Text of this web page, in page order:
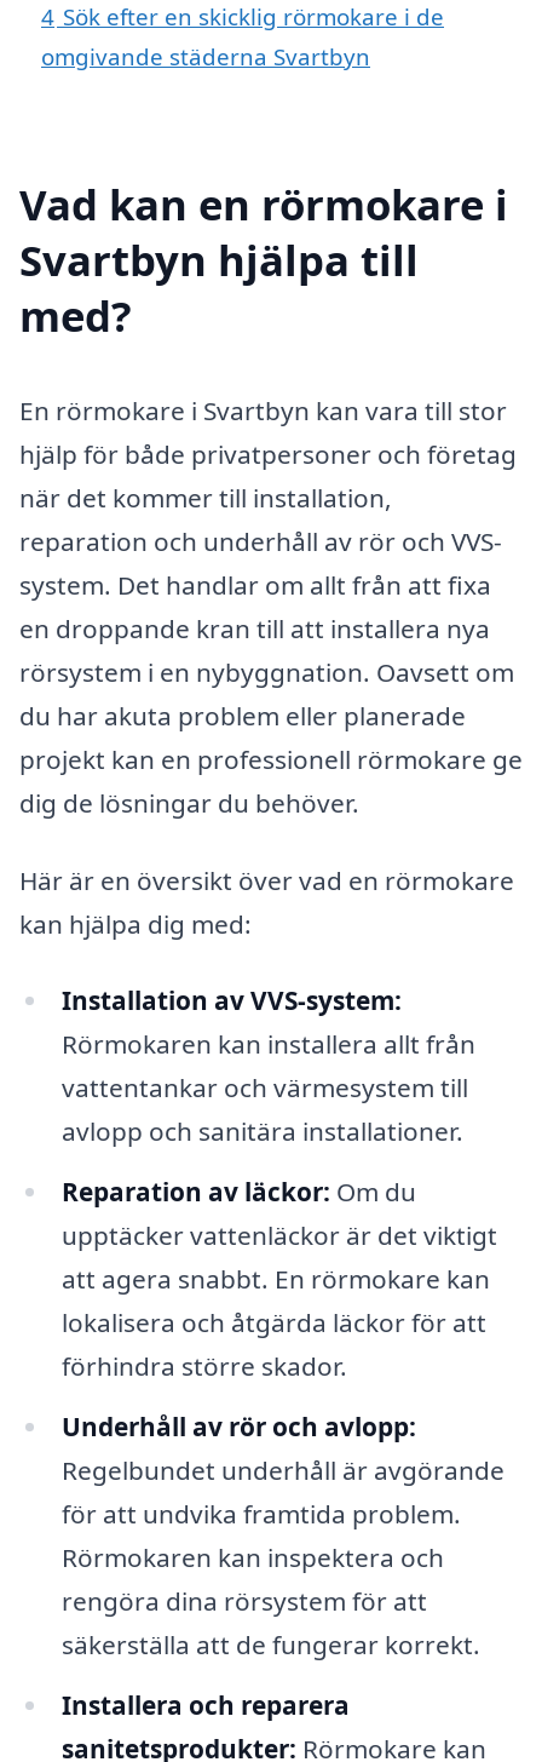
4 Sök efter en skicklig rörmokare i de
omgivande städerna Svartbyn
Vad kan en rörmokare i
Svartbyn hjälpa till
med?
En rörmokare i Svartbyn kan vara till stor
hjälp för både privatpersoner och företag
när det kommer till installation,
reparation och underhåll av rör och VVS-
system. Det handlar om allt från att fixa
en droppande kran till att installera nya
rörsystem i en nybyggnation. Oavsett om
du har akuta problem eller planerade
projekt kan en professionell rörmokare ge
dig de lösningar du behöver.
Här är en översikt över vad en rörmokare
kan hjälpa dig med:
Installation av VVS-system:
Rörmokaren kan installera allt från
vattentankar och värmesystem till
avlopp och sanitära installationer.
Reparation av läckor: Om du
upptäcker vattenläckor är det viktigt
att agera snabbt. En rörmokare kan
lokalisera och åtgärda läckor för att
förhindra större skador.
Underhåll av rör och avlopp:
Regelbundet underhåll är avgörande
för att undvika framtida problem.
Rörmokaren kan inspektera och
rengöra dina rörsystem för att
säkerställa att de fungerar korrekt.
Installera och reparera
sanitetsprodukter: Rörmokare kan